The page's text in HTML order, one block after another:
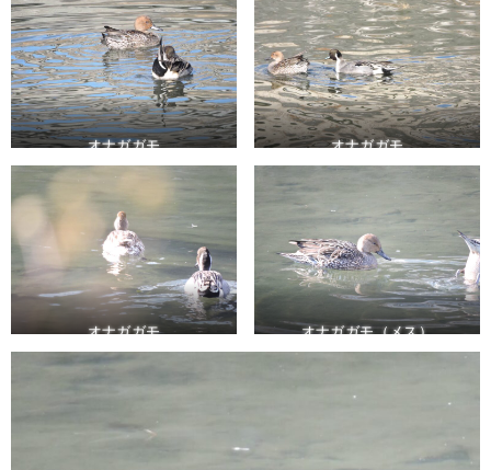
オナガガモ オナガガモ
オナガガモ オナガガモ（メス）